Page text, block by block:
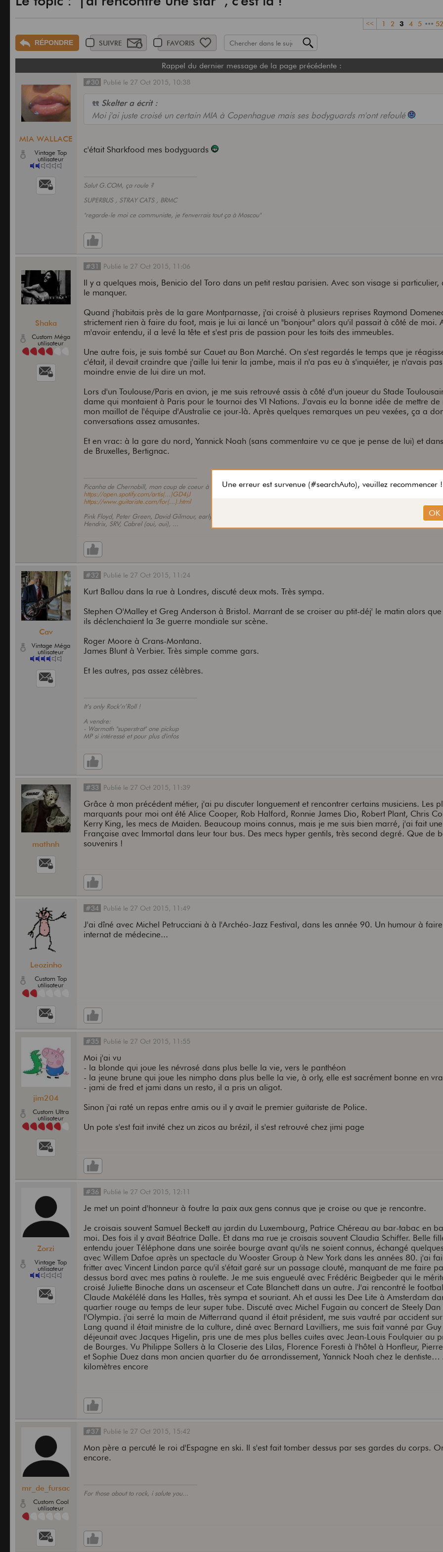
<< 1 2 3 4 5 ••• 52
RÉPONDRE SUIVRE FAVORIS
Rappel du dernier message de la page précédente :
MIA WALLACE
Vintage Top
utilisateur
#30 Publié le 27 Oct 2015, 10:38
Skelter a écrit :
Moi j'ai juste croisé un certain MIA à Copenhague mais ses bodyguards m'ont refoulé
c'était Sharkfood mes bodyguards
Salut G.COM, ça roule ?
SUPERBUS , STRAY CATS , BRMC
"regarde-le moi ce communiste, je t'enverrais tout ça à Moscou"
Shaka
Custom Méga
utilisateur
#31 Publié le 27 Oct 2015, 11:06
Il y a quelques mois, Benicio del Toro dans un petit restau parisien. Avec son visage si particulier,
le manquer.
Quand j'habitais près de la gare Montparnasse, j'ai croisé à plusieurs reprises Raymond
strictement rien à faire du foot, mais je lui ai lancé un "bonjour" alors qu'il passait à côté de moi.
m'avoir entendu, il a levé la tête et s'est pris de passion pour les toits des immeubles.
Une autre fois, je suis tombé sur Cauet au Bon Marché. On s'est regardés le temps que je
c'était, il devait craindre que j'aille lui tenir la jambe, mais il n'a pas eu à s'inquiéter, je n'avais
moindre envie de lui dire un mot.
Lors d'un Toulouse/Paris en avion, je me suis retrouvé assis à côté d'un joueur du Stade
dame qui montaient à Paris pour le tournoi des VI Nations. J'avais eu la bonne idée de mettre de
mon maillot de l'équipe d'Australie ce jour-là. Après quelques remarques un peu vexées, ça a
conversations assez amusantes.
Et en vrac: à la gare du nord, Yannick Noah (sans commentaire vu ce que je pense de lui) et
de Bruxelles, Bertignac.
Picanha de Chernobill, mon coup de coeur à écouter:
https://open.spotify.com/artis(...)GD4jJ
https://www.guitariste.com/for(...).html
Pink Floyd, Peter Green, David Gilmour, early Fleetwood Mac, The Beatles, Porcupine Tree, Led Zep, les Stones, BB King,
Hendrix, SRV, Cabrel (oui, oui), ...
Cav
Vintage Méga
utilisateur
#32 Publié le 27 Oct 2015, 11:24
Kurt Ballou dans la rue à Londres, discuté deux mots. Très sympa.
Stephen O'Malley et Greg Anderson à Bristol. Marrant de se croiser au ptit-déj' le matin alors
ils déclenchaient la 3e guerre mondiale sur scène.
Roger Moore à Crans-Montana.
James Blunt à Verbier. Très simple comme gars.
Et les autres, pas assez célèbres.
It’s only Rock’n’Roll !
A vendre:
- Warmoth "superstrat" one pickup
MP si intéressé et pour plus d'infos
mathnh
#33 Publié le 27 Oct 2015, 11:39
Grâce à mon précédent métier, j'ai pu discuter longuement et rencontrer certains musiciens. Les
marquants pour moi ont été Alice Cooper, Rob Halford, Ronnie James Dio, Robert Plant, Chris
Kerry King, les mecs de Maiden. Beaucoup moins connus, mais je me suis bien marré, j'ai fait
Française avec Immortal dans leur tour bus. Des mecs hyper gentils, très second degré. Que de
souvenirs !
Leozinho
Custom Top
utilisateur
#34 Publié le 27 Oct 2015, 11:49
J'ai dîné avec Michel Petrucciani à à l'Archéo-Jazz Festival, dans les année 90. Un humour à
internat de médecine...
jim204
Custom Ultra
utilisateur
#35 Publié le 27 Oct 2015, 11:55
Moi j'ai vu
- la blonde qui joue les névrosé dans plus belle la vie, vers le panthéon
- la jeune brune qui joue les nimpho dans plus belle la vie, à orly, elle est sacrément bonne en
- jami de fred et jami dans un resto, il a pris un aligot.
Sinon j'ai raté un repas entre amis ou il y avait le premier guitariste de Police.
Un pote s'est fait invité chez un zicos au brézil, il s'est retrouvé chez jimi page
Zorzi
Vintage Top
utilisateur
#36 Publié le 27 Oct 2015, 12:11
Je met un point d'honneur à foutre la paix aux gens connus que je croise ou que je rencontre.
Je croisais souvent Samuel Beckett au jardin du Luxembourg, Patrice Chéreau au bar-tabac en
moi. Des fois il y avait Béatrice Dalle. Et dans ma rue je croisais souvent Claudia Schiffer. Belle
entendu jouer Téléphone dans une soirée bourge avant qu'ils ne soient connus, échangé
avec Willem Dafoe après un spectacle du Wooster Group à New York dans les années 80. j'ai
fritter avec Vincent Lindon parce qu'il s'était garé sur un passage clouté, manquant de me faire
dessus bord avec mes patins à roulette. Je me suis engueulé avec Frédéric Beigbeder qui le
croisé Juliette Binoche dans un ascenseur et Cate Blanchett dans un autre. J'ai rencontré le
Claude Makélélé dans les Halles, très sympa et souriant. Ah et aussi les Dee Lite à Amsterdam
quartier rouge au temps de leur super tube. Discuté avec Michel Fugain au concert de Steely Dan
l'Olympia. j'ai serré la main de Mitterrand quand il était président, me suis vautré par accident
Lang quand il était ministre de la culture, diné avec Bernard Lavilliers, me suis fait vanné par Guy
déjeunait avec Jacques Higelin, pris une de mes plus belles cuites avec Jean-Louis Foulquier au
de Bourges. Vu Philippe Sollers à la Closerie des Lilas, Florence Foresti à l'hôtel à Honfleur,
et Sophie Duez dans mon ancien quartier du 6e arrondissement, Yannick Noah chez le dentiste…
kilomètres encore
mr_de_fursac
Custom Cool
utilisateur
#37 Publié le 27 Oct 2015, 15:42
Mon père a percuté le roi d'Espagne en ski. Il s'est fait tomber dessus par ses gardes du corps.
encore.
For those about to rock, i salute you...